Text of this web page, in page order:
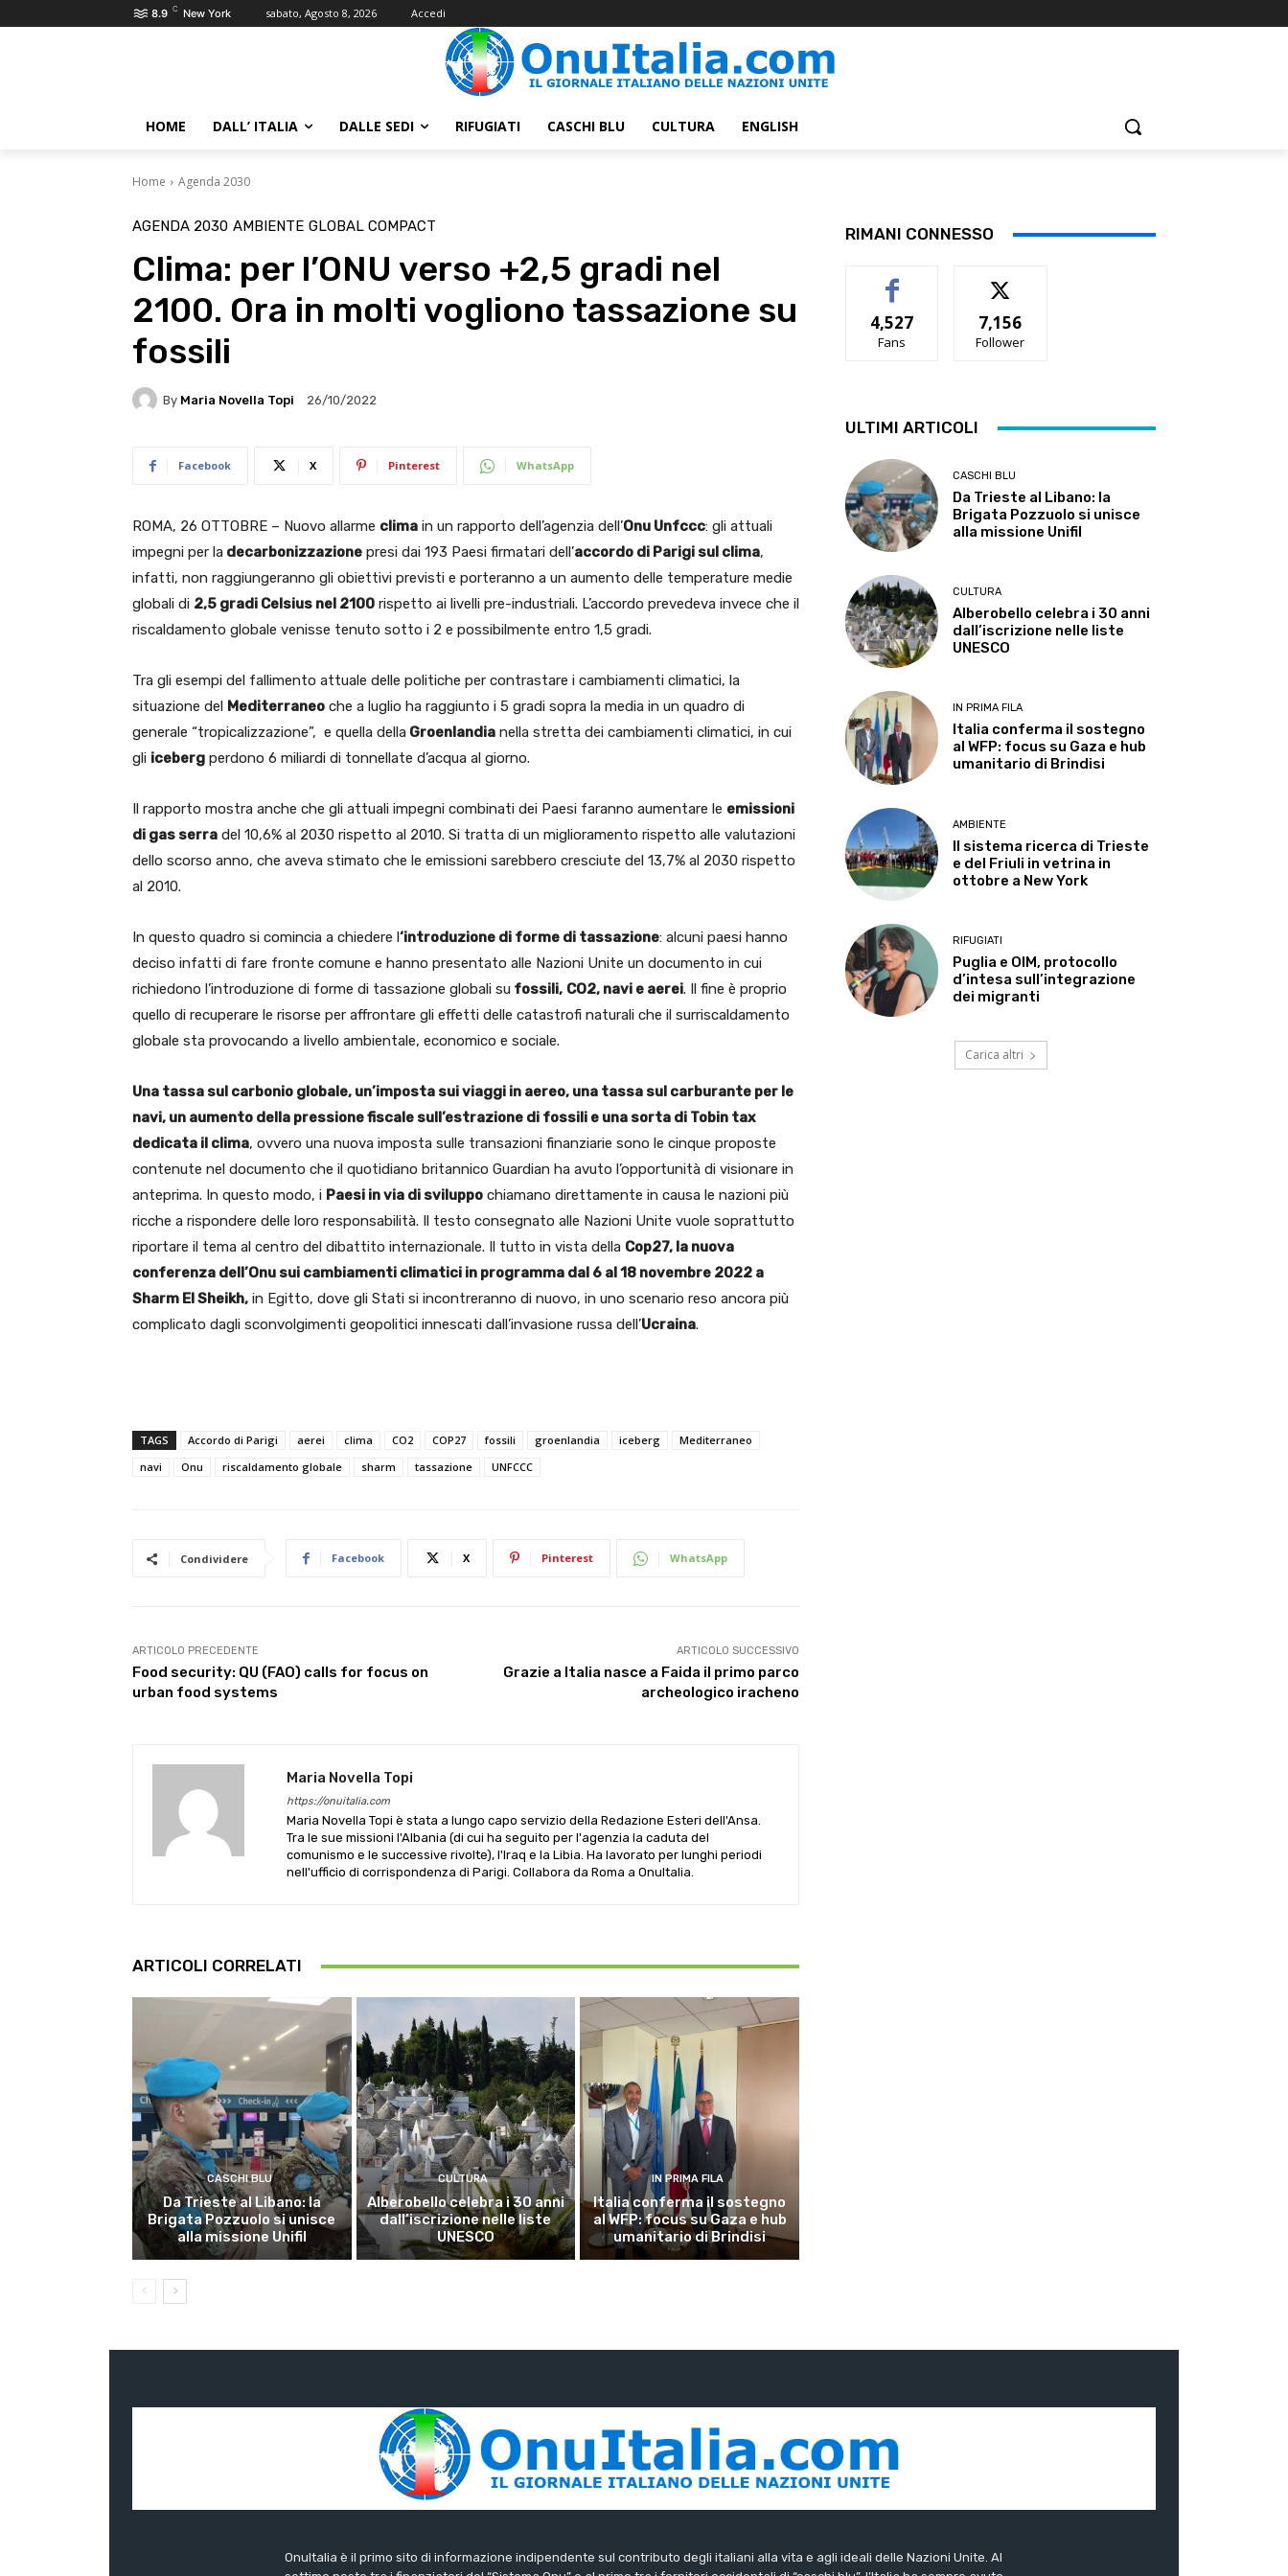
8.9 C New York sabato, Agosto 8, 2026 Accedi
HOME DALL’ ITALIA DALLE SEDI RIFUGIATI CASCHI BLU CULTURA ENGLISH
Home Agenda 2030
AGENDA 2030 AMBIENTE GLOBAL COMPACT
Clima: per l’ONU verso +2,5 gradi nel
2100. Ora in molti vogliono tassazione su
fossili
By Maria Novella Topi 26/10/2022
Facebook X Pinterest WhatsApp
ROMA, 26 OTTOBRE – Nuovo allarme clima in un rapporto dell’agenzia dell’Onu Unfccc: gli attuali
impegni per la decarbonizzazione presi dai 193 Paesi firmatari dell’accordo di Parigi sul clima,
infatti, non raggiungeranno gli obiettivi previsti e porteranno a un aumento delle temperature medie
globali di 2,5 gradi Celsius nel 2100 rispetto ai livelli pre-industriali. L’accordo prevedeva invece che il
riscaldamento globale venisse tenuto sotto i 2 e possibilmente entro 1,5 gradi.
Tra gli esempi del fallimento attuale delle politiche per contrastare i cambiamenti climatici, la
situazione del Mediterraneo che a luglio ha raggiunto i 5 gradi sopra la media in un quadro di
generale “tropicalizzazione”, e quella della Groenlandia nella stretta dei cambiamenti climatici, in cui
gli iceberg perdono 6 miliardi di tonnellate d’acqua al giorno.
Il rapporto mostra anche che gli attuali impegni combinati dei Paesi faranno aumentare le emissioni
di gas serra del 10,6% al 2030 rispetto al 2010. Si tratta di un miglioramento rispetto alle valutazioni
dello scorso anno, che aveva stimato che le emissioni sarebbero cresciute del 13,7% al 2030 rispetto
al 2010.
In questo quadro si comincia a chiedere l‘introduzione di forme di tassazione: alcuni paesi hanno
deciso infatti di fare fronte comune e hanno presentato alle Nazioni Unite un documento in cui
richiedono l’introduzione di forme di tassazione globali su fossili, CO2, navi e aerei. Il fine è proprio
quello di recuperare le risorse per affrontare gli effetti delle catastrofi naturali che il surriscaldamento
globale sta provocando a livello ambientale, economico e sociale.
Una tassa sul carbonio globale, un’imposta sui viaggi in aereo, una tassa sul carburante per le
navi, un aumento della pressione fiscale sull’estrazione di fossili e una sorta di Tobin tax
dedicata il clima, ovvero una nuova imposta sulle transazioni finanziarie sono le cinque proposte
contenute nel documento che il quotidiano britannico Guardian ha avuto l’opportunità di visionare in
anteprima. In questo modo, i Paesi in via di sviluppo chiamano direttamente in causa le nazioni più
ricche a rispondere delle loro responsabilità. Il testo consegnato alle Nazioni Unite vuole soprattutto
riportare il tema al centro del dibattito internazionale. Il tutto in vista della Cop27, la nuova
conferenza dell’Onu sui cambiamenti climatici in programma dal 6 al 18 novembre 2022 a
Sharm El Sheikh, in Egitto, dove gli Stati si incontreranno di nuovo, in uno scenario reso ancora più
complicato dagli sconvolgimenti geopolitici innescati dall’invasione russa dell’Ucraina.
TAGS Accordo di Parigi aerei clima CO2 COP27 fossili groenlandia iceberg
Mediterraneo
navi
Onu riscaldamento globale sharm tassazione UNFCCC
Condividere Facebook X Pinterest WhatsApp
ARTICOLO PRECEDENTE
Food security: QU (FAO) calls for focus on
urban food systems
ARTICOLO SUCCESSIVO
Grazie a Italia nasce a Faida il primo parco
archeologico iracheno
Maria Novella Topi
https://onuitalia.com
Maria Novella Topi è stata a lungo capo servizio della Redazione Esteri dell'Ansa.
Tra le sue missioni l'Albania (di cui ha seguito per l'agenzia la caduta del
comunismo e le successive rivolte), l'Iraq e la Libia. Ha lavorato per lunghi periodi
nell'ufficio di corrispondenza di Parigi. Collabora da Roma a OnuItalia.
ARTICOLI CORRELATI
CASCHI BLU
Da Trieste al Libano: la
Brigata Pozzuolo si unisce
alla missione Unifil
CULTURA
Alberobello celebra i 30 anni
dall’iscrizione nelle liste
UNESCO
IN PRIMA FILA
Italia conferma il sostegno
al WFP: focus su Gaza e hub
umanitario di Brindisi
RIMANI CONNESSO
4,527
Fans
7,156
Follower
ULTIMI ARTICOLI
CASCHI BLU
Da Trieste al Libano: la
Brigata Pozzuolo si unisce
alla missione Unifil
CULTURA
Alberobello celebra i 30 anni
dall’iscrizione nelle liste
UNESCO
IN PRIMA FILA
Italia conferma il sostegno
al WFP: focus su Gaza e hub
umanitario di Brindisi
AMBIENTE
Il sistema ricerca di Trieste
e del Friuli in vetrina in
ottobre a New York
RIFUGIATI
Puglia e OIM, protocollo
d’intesa sull’integrazione
dei migranti
Carica altri
OnuItalia è il primo sito di informazione indipendente sul contributo degli italiani alla vita e agli ideali delle Nazioni Unite. Al